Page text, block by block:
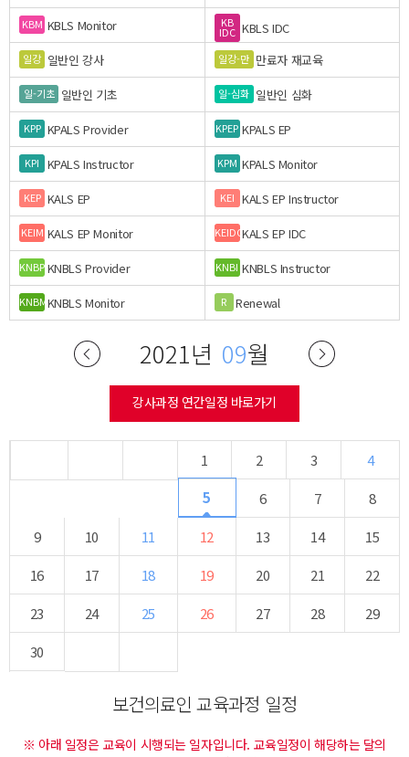
KBM KBLS Monitor KB
IDC KBLS IDC
일강 일반인 강사 일강-만 만료자 재교육
일-기초 일반인 기초 일-심화 일반인 심화
KPP KPALS Provider KPEP KPALS EP
KPI KPALS Instructor KPM KPALS Monitor
KEP KALS EP KEI KALS EP Instructor
KEIM KALS EP Monitor KEIDCKALS EP IDC
KNBPKNBLS Provider KNBI KNBLS Instructor
KNBMKNBLS Monitor R Renewal
2021년 09월
강사과정 연간일정 바로가기
1 2 3
4
5
6 7
8
9
10 11 12 13 14
15
16
17 18 19 20 21
22
23
24 25 26 27 28
29
30
보건의료인 교육과정 일정
※ 아래 일정은 교육이 시행되는 일자입니다. 교육일정이 해당하는 달의